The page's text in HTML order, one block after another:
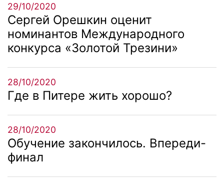
29/10/2020
Сергей Орешкин оценит
номинантов Международного
конкурса «Золотой Трезини»
28/10/2020
Где в Питере жить хорошо?
28/10/2020
Обучение закончилось. Впереди-
финал